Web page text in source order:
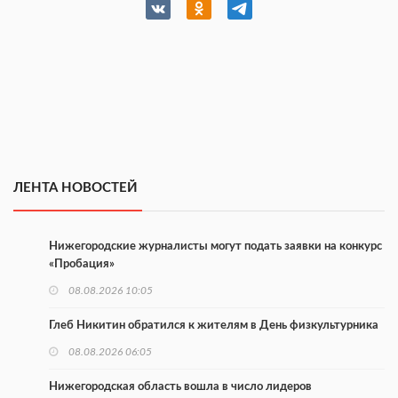
ЛЕНТА НОВОСТЕЙ
Нижегородские журналисты могут подать заявки на конкурс
«Пробация»
08.08.2026 10:05
Глеб Никитин обратился к жителям в День физкультурника
08.08.2026 06:05
Нижегородская область вошла в число лидеров